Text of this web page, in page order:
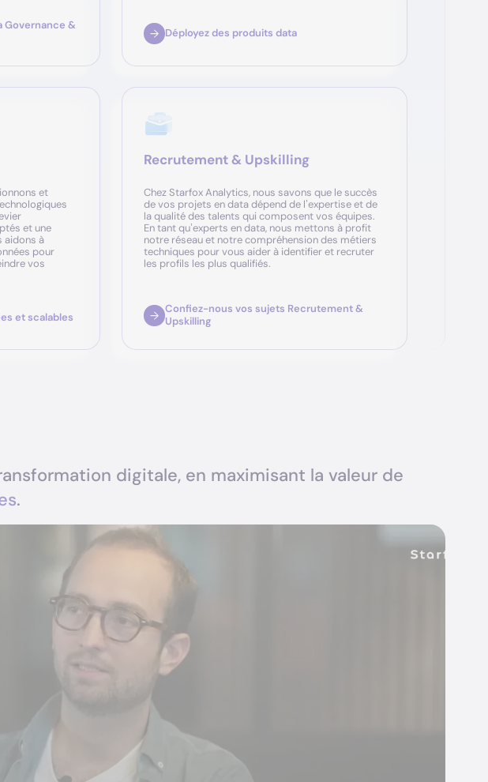
Governance &
Déployez des produits data
et
et une
aidons à
pour
vos
et scalables
Recrutement & Upskilling
Chez Starfox Analytics, nous savons que le succès
de vos projets en data dépend de l’expertise et de
la qualité des talents qui composent vos équipes.
En tant qu’experts en data, nous mettons à profit
notre réseau et notre compréhension des métiers
techniques pour vous aider à identifier et recruter
les profils les plus qualifiés.
Confiez-nous vos sujets Recrutement &
Upskilling
digitale, en maximisant la valeur de
.